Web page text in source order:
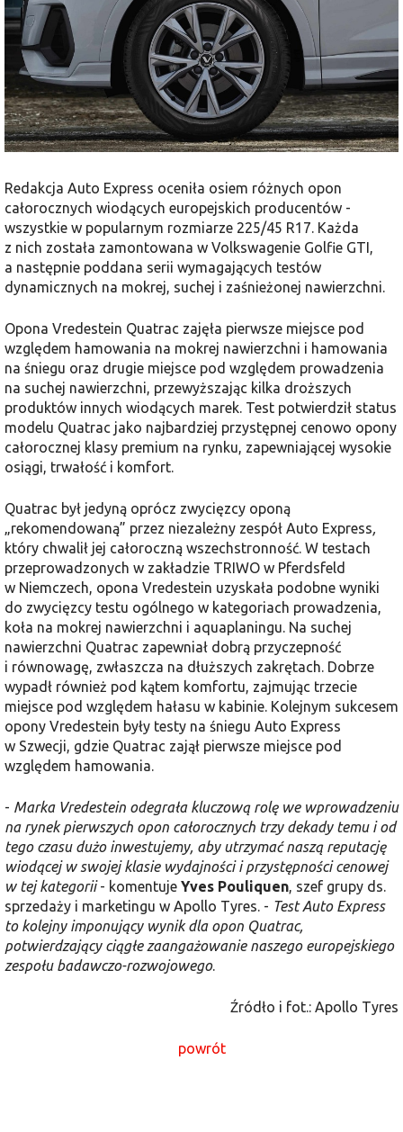
Redakcja Auto Express oceniła osiem różnych opon
całorocznych wiodących europejskich producentów -
wszystkie w popularnym rozmiarze 225/45 R17. Każda
z nich została zamontowana w Volkswagenie Golfie GTI,
a następnie poddana serii wymagających testów
dynamicznych na mokrej, suchej i zaśnieżonej nawierzchni.
Opona Vredestein Quatrac zajęła pierwsze miejsce pod
względem hamowania na mokrej nawierzchni i hamowania
na śniegu oraz drugie miejsce pod względem prowadzenia
na suchej nawierzchni, przewyższając kilka droższych
produktów innych wiodących marek. Test potwierdził status
modelu Quatrac jako najbardziej przystępnej cenowo opony
całorocznej klasy premium na rynku, zapewniającej wysokie
osiągi, trwałość i komfort.
Quatrac był jedyną oprócz zwycięzcy oponą
„rekomendowaną” przez niezależny zespół Auto Express,
który chwalił jej całoroczną wszechstronność. W testach
przeprowadzonych w zakładzie TRIWO w Pferdsfeld
w Niemczech, opona Vredestein uzyskała podobne wyniki
do zwycięzcy testu ogólnego w kategoriach prowadzenia,
koła na mokrej nawierzchni i aquaplaningu. Na suchej
nawierzchni Quatrac zapewniał dobrą przyczepność
i równowagę, zwłaszcza na dłuższych zakrętach. Dobrze
wypadł również pod kątem komfortu, zajmując trzecie
miejsce pod względem hałasu w kabinie. Kolejnym sukcesem
opony Vredestein były testy na śniegu Auto Express
w Szwecji, gdzie Quatrac zajął pierwsze miejsce pod
względem hamowania.
- Marka Vredestein odegrała kluczową rolę we wprowadzeniu
na rynek pierwszych opon całorocznych trzy dekady temu i od
tego czasu dużo inwestujemy, aby utrzymać naszą reputację
wiodącej w swojej klasie wydajności i przystępności cenowej
w tej kategorii- komentuje Yves Pouliquen, szef grupy ds.
sprzedaży i marketingu w Apollo Tyres. - Test Auto Express
to kolejny imponujący wynik dla opon Quatrac,
potwierdzający ciągłe zaangażowanie naszego europejskiego
zespołu badawczo-rozwojowego.
Źródło i fot.: Apollo Tyres
powrót